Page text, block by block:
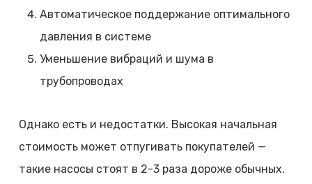
Автоматическое поддержание оптимального
давления в системе
Уменьшение вибраций и шума в
трубопроводах
Однако есть и недостатки. Высокая начальная
стоимость может отпугивать покупателей —
такие насосы стоят в 2-3 раза дороже обычных.